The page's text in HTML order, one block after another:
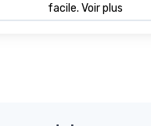
facile. Voir plus